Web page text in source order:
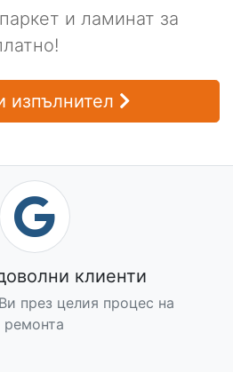
и ламинат за
изпълнител
клиенти
през целия процес на
ремонта